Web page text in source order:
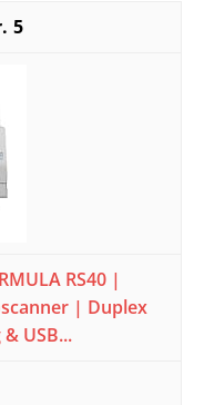
5
RS40 |
| Duplex
USB...